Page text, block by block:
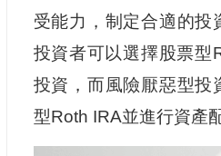
受能力，制定合適的投
投資者可以選擇股票型
投資，而風險厭惡型投
型Roth IRA並進行資產配